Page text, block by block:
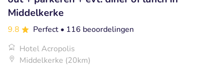
Middelkerke
9.8 Perfect • 116 beoordelingen
Hotel Acropolis
Middelkerke (20km)